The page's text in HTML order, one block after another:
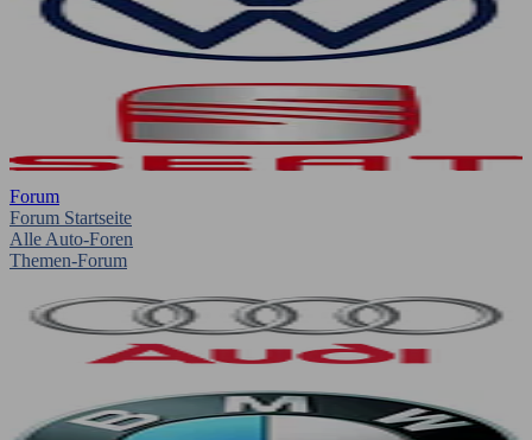
Forum
Forum Startseite
Alle Auto-Foren
Themen-Forum